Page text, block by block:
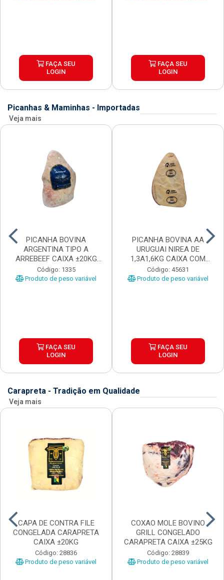
FAÇA SEU
LOGIN
FAÇA SEU
LOGIN
Picanhas & Maminhas - Importadas
Veja mais
PICANHA BOVINA
ARGENTINA TIPO A
ARREBEEF CAIXA ±20KG
PEÇAS 1...
Código: 1335
Produto de peso variável
FAÇA SEU
LOGIN
PICANHA BOVINA AA
URUGUAI NIREA DE
1,3A1,6KG CAIXA COM
±15KG
Código: 45631
Produto de peso variável
FAÇA SEU
LOGIN
Carapreta - Tradição em Qualidade
Veja mais
CAPA DE CONTRA FILE
CONGELADA CARAPRETA
CAIXA ±20KG
Código: 28836
Produto de peso variável
COXAO MOLE BOVINO
GRILL CONGELADO
CARAPRETA CAIXA ±25KG
Código: 28839
Produto de peso variável